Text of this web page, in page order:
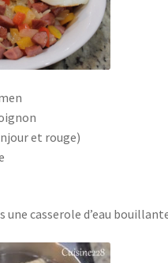
et rouge)
casserole d’eau